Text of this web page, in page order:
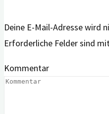
Deine E-Mail-Adresse wird
Erforderliche Felder sind
Kommentar